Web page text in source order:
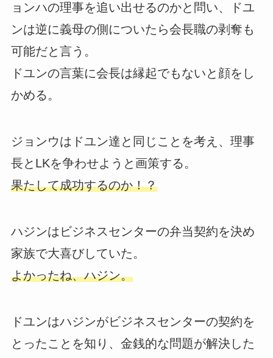
ョンハの理事を追い出せるのかと問い、ドユ
ンは逆に義母の側についたら会長職の剥奪も
可能だと言う。
ドユンの言葉に会長は縁起でもないと顔をし
かめる。
ジョンウはドユン達と同じことを考え、理事
長とLKを争わせようと画策する。
果たして成功するのか！？
ハジンはビジネスセンターの弁当契約を決め
家族で大喜びしていた。
よかったね、ハジン。
ドユンはハジンがビジネスセンターの契約を
とったことを知り、金銭的な問題が解決した